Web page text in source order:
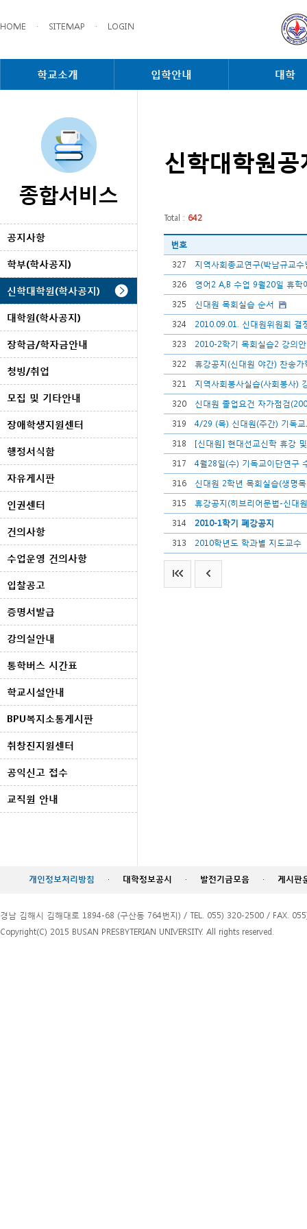
HOME · SITEMAP · LOGIN
학교소개 입학안내 대학
종합서비스
공지사항
학부(학사공지)
신학대학원(학사공지)
대학원(학사공지)
장학금/학자금안내
청빙/취업
모집 및 기타안내
장애학생지원센터
행정서식함
자유게시판
인권센터
건의사항
수업운영 건의사항
입찰공고
증명서발급
강의실안내
통학버스 시간표
학교시설안내
BPU복지소통게시판
취창진지원센터
공익신고 접수
교직원 안내
신학대학원
Total : 642
번호
327
지역사회종교연구(박남규교
326
영어2 A,B 수업 9월20일 휴학
325
신대원 목회실습 순서
324
2010.09.01. 신대원위원회 결
323
2010-2학기 목회실습2 강의
322
휴강공지(신대원 야간) 찬송가
321
지역사회봉사실습(사회봉사)
320
신대원 졸업요건 자가점검
319
4/29 (목) 신대원(주간) 기독
318
[신대원] 현대선교신학 휴강
317
4월28일(수) 기독교이단연구
316
신대원 2학년 목회실습(생명
315
휴강공지(히브리어문법-신대
314
2010-1학기 폐강공지
313
2010학년도 학과별 지도교수
개인정보처리방침 · 대학정보공시 · 발전기금모음 · 게시판
경남 김해시 김해대로 1894-68 (구산동 764번지) / TEL. 055) 320-2500 / FAX.
Copyright(C) 2015 BUSAN PRESBYTERIAN UNIVERSITY. All rights reserved.